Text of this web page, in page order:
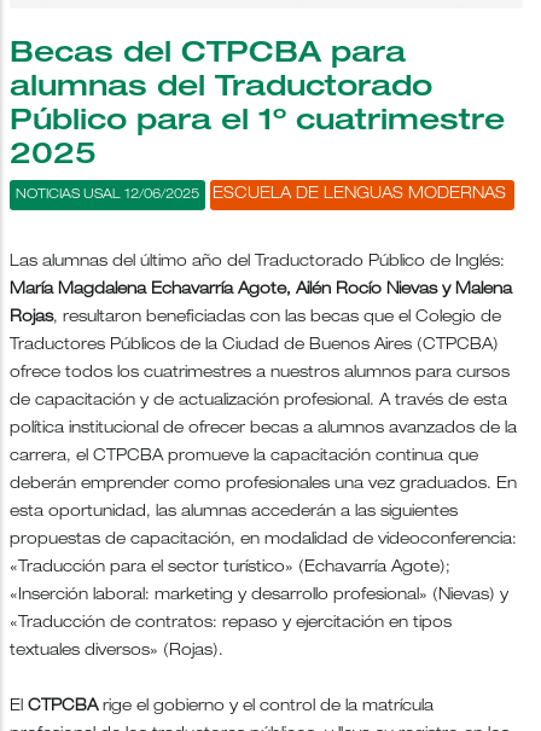
Becas del CTPCBA para
alumnas del Traductorado
Público para el 1º cuatrimestre
2025
ESCUELA DE LENGUAS MODERNAS
NOTICIAS USAL 12/06/2025
Las alumnas del último año del Traductorado Público de Inglés:
María Magdalena Echavarría Agote, Ailén Rocío Nievas y Malena
Rojas, resultaron beneficiadas con las becas que el Colegio de
Traductores Públicos de la Ciudad de Buenos Aires (CTPCBA)
ofrece todos los cuatrimestres a nuestros alumnos para cursos
de capacitación y de actualización profesional. A través de esta
política institucional de ofrecer becas a alumnos avanzados de la
carrera, el CTPCBA promueve la capacitación continua que
deberán emprender como profesionales una vez graduados. En
esta oportunidad, las alumnas accederán a las siguientes
propuestas de capacitación, en modalidad de videoconferencia:
«Traducción para el sector turístico» (Echavarría Agote);
«Inserción laboral: marketing y desarrollo profesional» (Nievas) y
«Traducción de contratos: repaso y ejercitación en tipos
textuales diversos» (Rojas).
El CTPCBArige el gobierno y el control de la matrícula